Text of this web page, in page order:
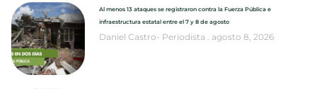
Al menos 13 ataques se registraron contra la Fuerza Pública e
infraestructura estatal entre el 7 y 8 de agosto
Daniel Castro- Periodista agosto 8, 2026